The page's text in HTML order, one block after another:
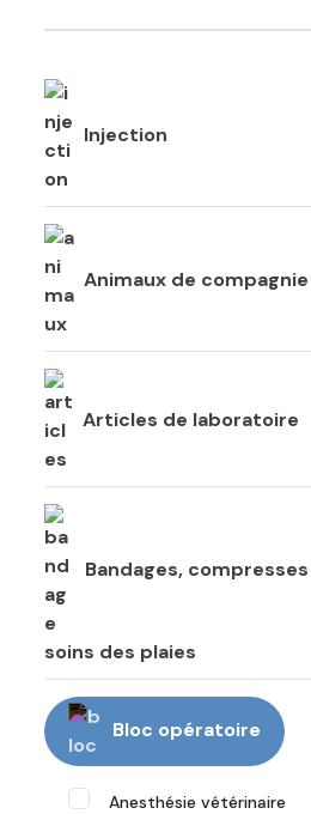
Injection
Animaux de compagnie
Articles de laboratoire
Bandages,
soins des plaies
Bloc opératoire
Anesthésie vétérinaire